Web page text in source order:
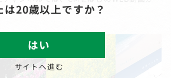
は20歳以上ですか？
はい
サイトへ進む